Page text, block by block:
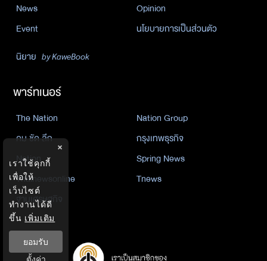
News
Opinion
Event
นโยบายการเป็นส่วนตัว
นิยาย by KaweBook
พาร์ทเนอร์
The Nation
Nation Group
คม ชัด ลึก
กรุงเทพธุรกิจ
Nation
Spring News
Thainewsonline
Tnews
ฐานเศรษฐกิจ
×
เราใช้คุกกี้
เพื่อให้
เว็บไซต์
ทำงานได้ดี
ขึ้น เพิ่มเติม
ยอมรับ